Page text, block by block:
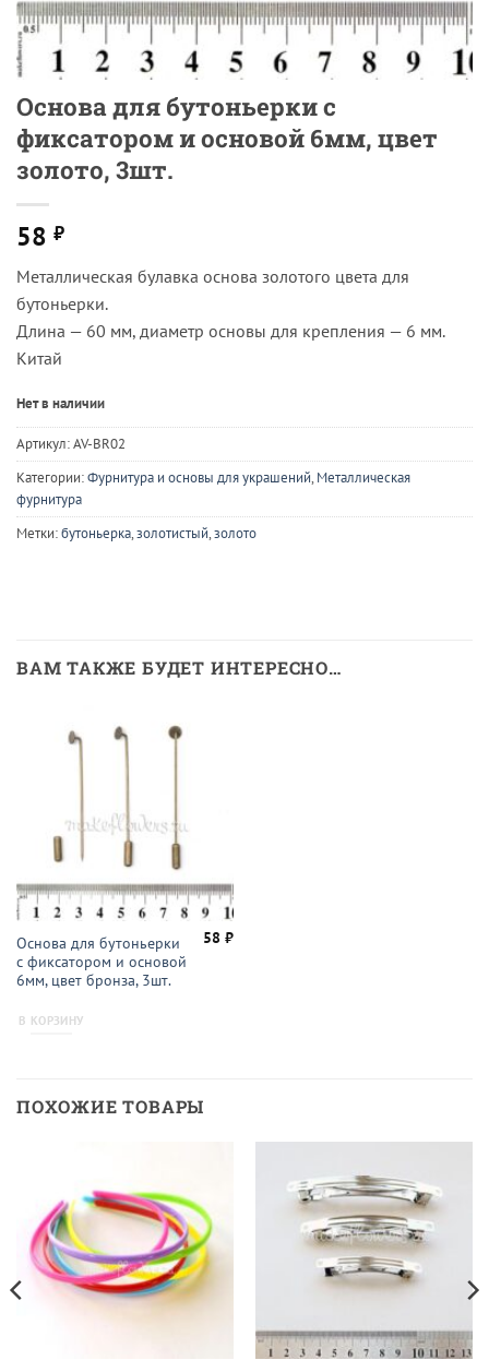
Основа для бутоньерки с
фиксатором и основой 6мм, цвет
золото, 3шт.
58 ₽
Металлическая булавка основа золотого цвета для
бутоньерки.
Длина — 60 мм, диаметр основы для крепления — 6 мм.
Китай
Нет в наличии
Артикул:AV-BR02
Категории:Фурнитура и основы для украшений, Металлическая
фурнитура
Метки:бутоньерка,золотистый,золото
ВАМ ТАКЖЕ БУДЕТ ИНТЕРЕСНО…
Основа для бутоньерки
с фиксатором и основой
6мм, цвет бронза, 3шт.
58₽
В КОРЗИНУ
ПОХОЖИЕ ТОВАРЫ